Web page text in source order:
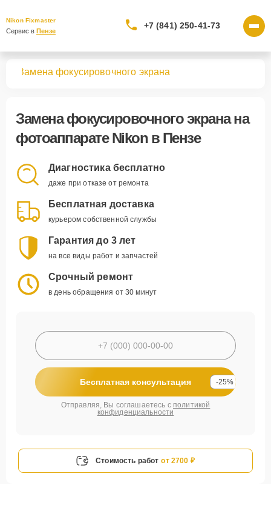
Nikon Fixmaster
Сервис в Пензе
+7 (841) 250-41-73
Замена фокусировочного экрана
Замена фокусировочного экранана
фотоаппарате Nikon в Пензе
Диагностика бесплатно
даже при отказе от ремонта
Бесплатная доставка
курьером собственной службы
Гарантия до 3 лет
на все виды работ и запчастей
Срочный ремонт
в день обращения от 30 минут
Бесплатная консультация -25%
Отправляя, Вы соглашаетесь с политикой
конфиденциальности
Стоимость работ от 2700 ₽